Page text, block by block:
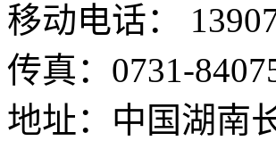
移动电话：
传真：0731-
地址：中国湖南